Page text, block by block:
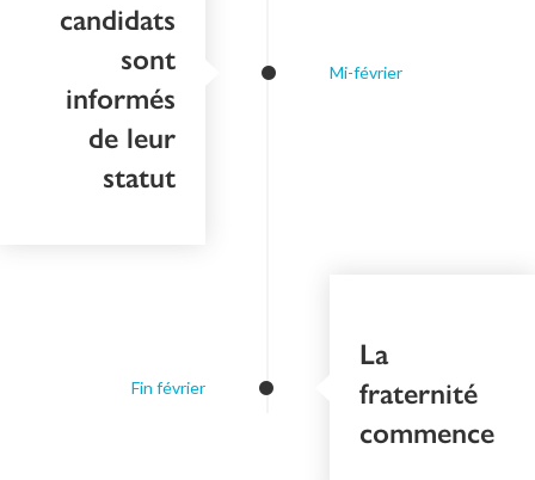
candidats
sont
informés
de leur
statut
Mi-février
La
fraternité
commence
Fin février